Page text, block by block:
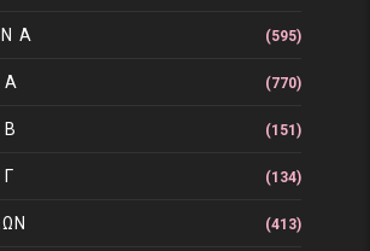
Α (595)
Α (770)
(151)
(134)
(413)